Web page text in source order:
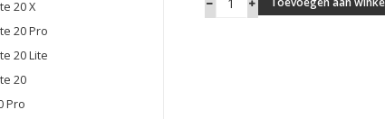
20 X
20 Pro
20 Lite
20
Pro